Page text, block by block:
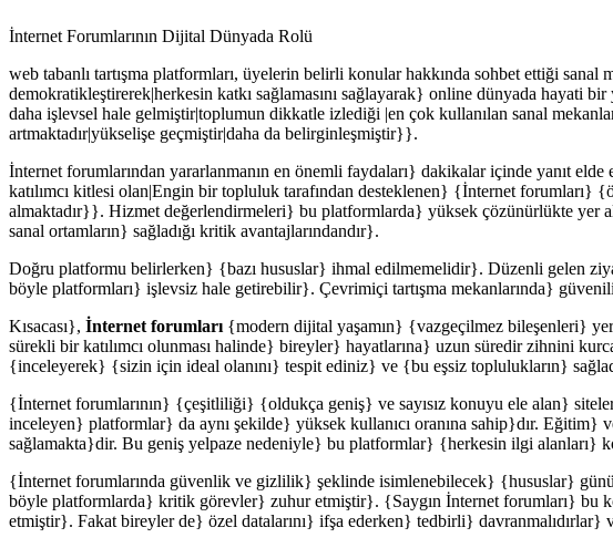
İnternet Forumlarının Dijital Dünyada Rolü
web tabanlı tartışma platformları, üyelerin belirli konular hakkında sohbet ettiği
demokratikleştirerek|herkesin katkı sağlamasını sağlayarak} online dünyada hayati
daha işlevsel hale gelmiştir|toplumun dikkatle izlediği |en çok kullanılan sanal
artmaktadır|yükselişe geçmiştir|daha da belirginleşmiştir}}.
İnternet forumlarından yararlanmanın en önemli faydaları} dakikalar içinde yanıt
katılımcı kitlesi olan|Engin bir topluluk tarafından desteklenen} {İnternet forumları}
almaktadır}}. Hizmet değerlendirmeleri} bu platformlarda} yüksek çözünürlükte yer
sanal ortamların} sağladığı kritik avantajlarındandır}.
Doğru platformu belirlerken} {bazı hususlar} ihmal edilmemelidir}. Düzenli gelen
böyle platformları} işlevsiz hale getirebilir}. Çevrimiçi tartışma mekanlarında}
Kısacası}, İnternet forumları {modern dijital yaşamın} {vazgeçilmez bileşenleri}
sürekli bir katılımcı olunması halinde} bireyler} hayatlarına} uzun süredir zihnini
{inceleyerek} {sizin için ideal olanını} tespit ediniz} ve {bu eşsiz toplulukların}
{İnternet forumlarının} {çeşitliliği} {oldukça geniş} ve sayısız konuyu ele alan}
inceleyen} platformlar} da aynı şekilde} yüksek kullanıcı oranına sahip}dır.
sağlamakta}dir. Bu geniş yelpaze nedeniyle} bu platformlar} {herkesin ilgi alanları}
{İnternet forumlarında güvenlik ve gizlilik} şeklinde isimlenebilecek} {hususlar}
böyle platformlarda} kritik görevler} zuhur etmiştir}. {Saygın İnternet forumları} bu
etmiştir}. Fakat bireyler de} özel datalarını} ifşa ederken} tedbirli}